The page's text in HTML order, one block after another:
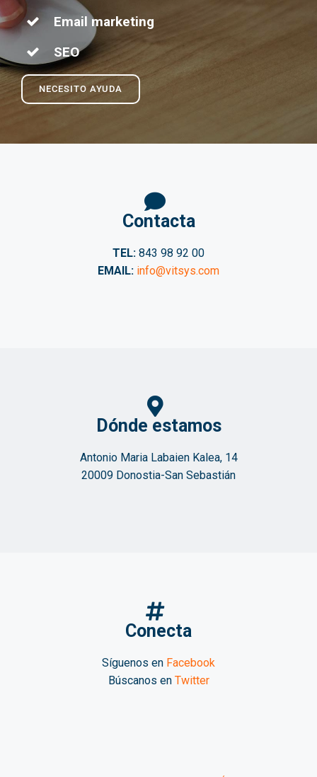
Email marketing
SEO
NECESITO AYUDA
Contacta
TEL: 843 98 92 00
EMAIL: info@vitsys.com
Dónde estamos
Antonio Maria Labaien Kalea, 14
20009 Donostia-San Sebastián
Conecta
Síguenos en Facebook
Búscanos en Twitter